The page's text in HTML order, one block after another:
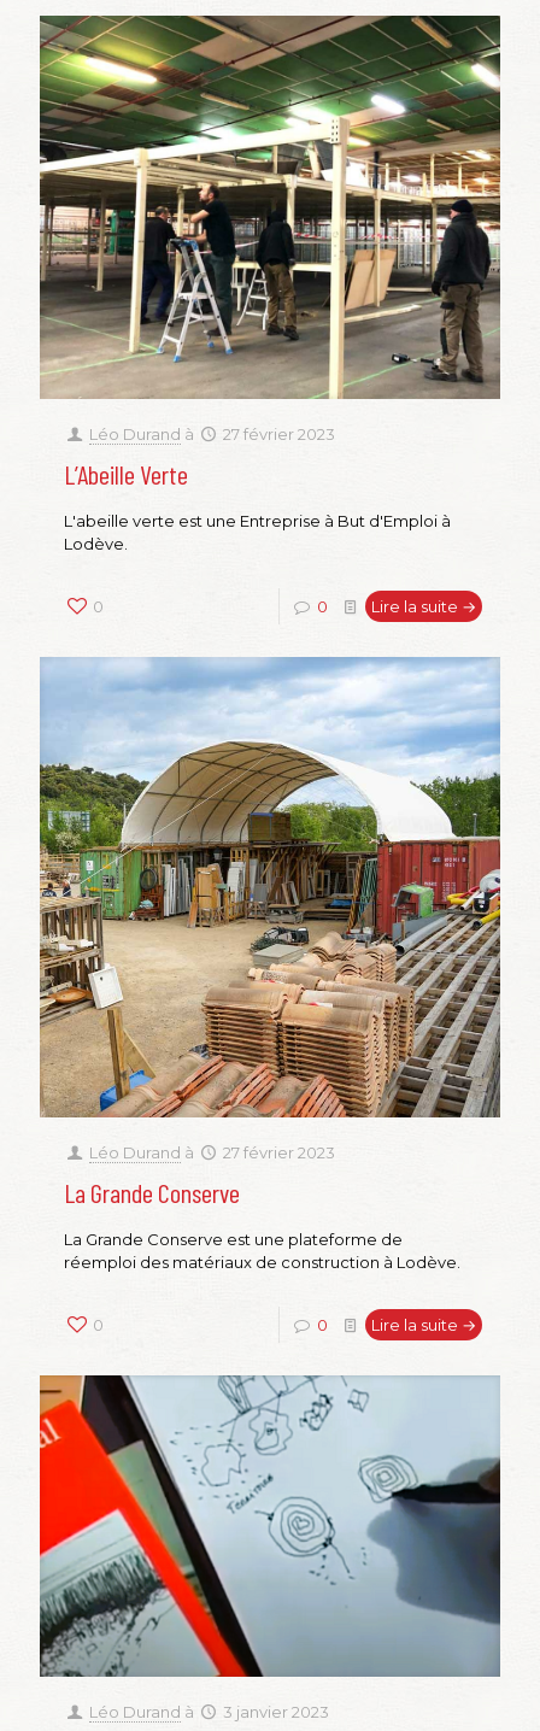
Léo Durand à 27 février 2023
L’Abeille Verte
L'abeille verte est une Entreprise à But d'Emploi à
Lodève.
0 0 Lire la suite →
Léo Durand à 27 février 2023
La Grande Conserve
La Grande Conserve est une plateforme de
réemploi des matériaux de construction à Lodève.
0 0 Lire la suite →
Léo Durand à 3 janvier 2023